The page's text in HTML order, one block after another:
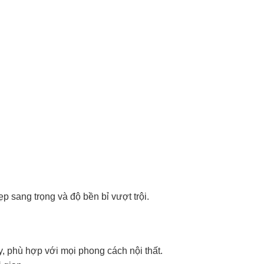
sang trọng và độ bền bỉ vượt trội.
phù hợp với mọi phong cách nội thất.